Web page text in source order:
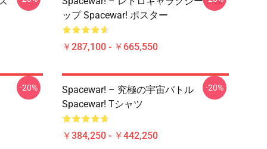
ップ Spacewar! ポスター
￥287,100 - ￥665,550
-20%
Spacewar! – 究極の宇宙バトル
Spacewar! Tシャツ
￥384,250 - ￥442,250
-20%